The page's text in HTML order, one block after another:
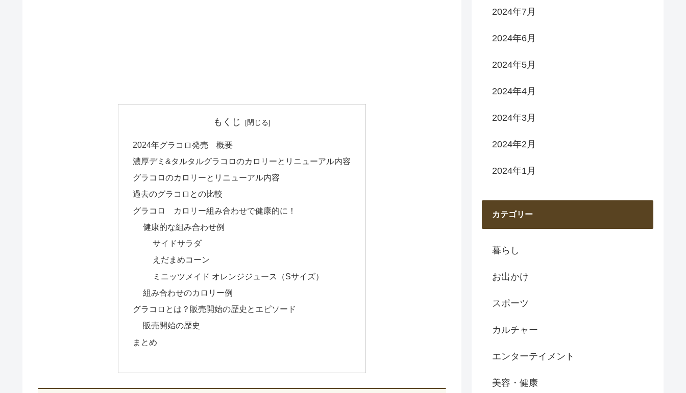
もくじ
2024年グラコロ発売 概要
濃厚デミ&タルタルグラコロのカロリーとリニューアル内容
グラコロのカロリーとリニューアル内容
過去のグラコロとの比較
グラコロ カロリー組み合わせで健康的に！
健康的な組み合わせ例
サイドサラダ
えだまめコーン
ミニッツメイド オレンジジュース（Sサイズ）
組み合わせのカロリー例
グラコロとは？販売開始の歴史とエピソード
販売開始の歴史
まとめ
2024年7月
2024年6月
2024年5月
2024年4月
2024年3月
2024年2月
2024年1月
カテゴリー
暮らし
お出かけ
スポーツ
カルチャー
エンターテイメント
美容・健康